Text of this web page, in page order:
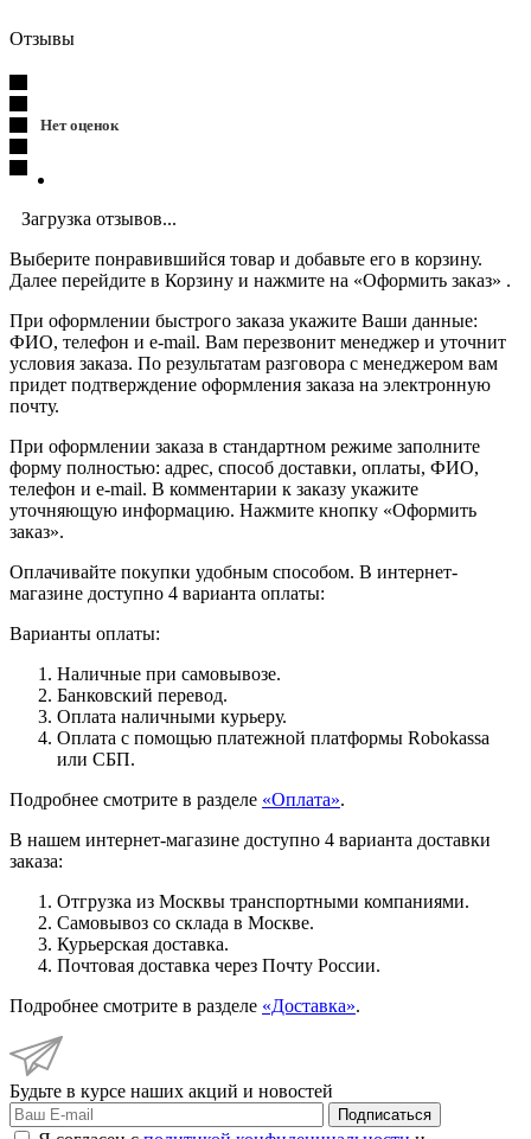
Отзывы
Нет оценок
Загрузка отзывов...
Выберите понравившийся товар и добавьте его в корзину.
Далее перейдите в Корзину и нажмите на «Оформить заказ» .
При оформлении быстрого заказа укажите Ваши данные:
ФИО, телефон и e-mail. Вам перезвонит менеджер и уточнит
условия заказа. По результатам разговора с менеджером вам
придет подтверждение оформления заказа на электронную
почту.
При оформлении заказа в стандартном режиме заполните
форму полностью: адрес, способ доставки, оплаты, ФИО,
телефон и e-mail. В комментарии к заказу укажите
уточняющую информацию. Нажмите кнопку «Оформить
заказ».
Оплачивайте покупки удобным способом. В интернет-
магазине доступно 4 варианта оплаты:
Варианты оплаты:
Наличные при самовывозе.
Банковский перевод.
Оплата наличными курьеру.
Оплата с помощью платежной платформы Robokassa
или СБП.
Подробнее смотрите в разделе «Оплата».
В нашем интернет-магазине доступно 4 варианта доставки
заказа:
Отгрузка из Москвы транспортными компаниями.
Самовывоз со склада в Москве.
Курьерская доставка.
Почтовая доставка через Почту России.
Подробнее смотрите в разделе «Доставка».
Будьте в курсе наших акций и новостей
Подписаться